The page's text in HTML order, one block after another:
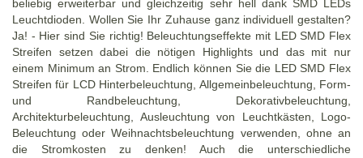
beliebig erweiterbar und gleichzeitig sehr hell dank SMD LEDs
Leuchtdioden. Wollen Sie Ihr Zuhause ganz individuell gestalten?
Ja! - Hier sind Sie richtig! Beleuchtungseffekte mit LED SMD Flex
Streifen setzen dabei die nötigen Highlights und das mit nur
einem Minimum an Strom. Endlich können Sie die LED SMD Flex
Streifen für LCD Hinterbeleuchtung, Allgemeinbeleuchtung, Form-
und Randbeleuchtung, Dekorativbeleuchtung,
Architekturbeleuchtung, Ausleuchtung von Leuchtkästen, Logo-
Beleuchtung oder Weihnachtsbeleuchtung verwenden, ohne an
die Stromkosten zu denken! Auch die unterschiedliche